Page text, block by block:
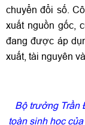
chuyển đổi số.
xuất nguồn gốc,
đang được áp
xuất, tài nguyên
Bộ trưởng Trần
toàn sinh học